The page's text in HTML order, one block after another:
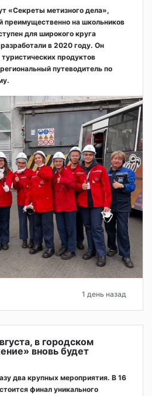
«Секреты метизного дела»,
преимущественно на школьников
для широкого круга
в 2020 году. Он
продуктов
путеводитель по
1 день назад
в городском
вновь будет
два крупных мероприятия. В 16
финал уникального